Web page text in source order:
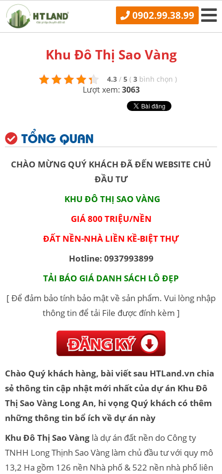
0902.99.38.99
Khu Đô Thị Sao Vàng
4.3 / 5 ( 3 bình chọn )
Lượt xem: 3063
TỔNG QUAN
CHÀO MỪNG QUÝ KHÁCH ĐÃ ĐẾN WEBSITE CHỦ
ĐẦU TƯ
KHU ĐÔ THỊ SAO VÀNG
GIÁ 800 TRIỆU/NỀN
ĐẤT NỀN-NHÀ LIỀN KỀ-BIỆT THỰ
Hotline: 0937993899
TẢI BÁO GIÁ DANH SÁCH LÔ ĐẸP
[ Để đảm bảo tính bảo mật về sản phẩm. Vui lòng nhập
thông tin để tải File được đính kèm ]
Chào Quý khách hàng, bài viết sau HTLand.vn chia
sẻ thông tin cập nhật mới nhất của dự án Khu Đô
Thị Sao Vàng Long An, hi vọng Quý khách có thêm
những thông tin bổ ích về dự án này
Khu Đô Thị Sao Vàng là dự án đất nền do Công ty
TNHH Long Thịnh Sao Vàng làm chủ đầu tư với quy mô
13,2 Ha gồm 126 nền Nhà phố & 522 nền nhà phố liên